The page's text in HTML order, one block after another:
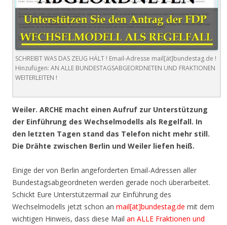
SCHREIBT WAS DAS ZEUG HÄLT ! Email-Adresse mail[ät]bundestag.de !
Hinzufügen: AN ALLE BUNDESTAGSABGEORDNETEN UND FRAKTIONEN
WEITERLEITEN !
Weiler. ARCHE macht einen Aufruf zur Unterstützung
der Einführung des Wechselmodells als Regelfall. In
den letzten Tagen stand das Telefon nicht mehr still.
Die Drähte zwischen Berlin und Weiler liefen heiß.
Einige der von Berlin angeforderten Email-Adressen aller
Bundestagsabgeordneten werden gerade noch überarbeitet.
Schickt Eure Unterstützermail zur Einführung des
Wechselmodells jetzt schon an mail[ät]bundestag.de mit dem
wichtigen Hinweis, dass diese Mail an ALLE Fraktionen und